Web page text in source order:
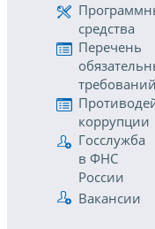
средства
Перечень
требований
коррупции
Госслужба
в ФНС
России
Вакансии